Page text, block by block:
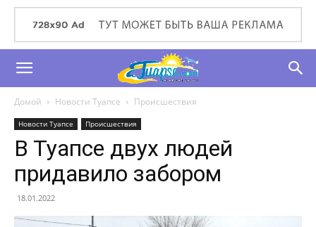
Домой Новости Туапсе Происшествия
Новости Туапсе Происшествия
В Туапсе двух людей
придавило забором
18.01.2022